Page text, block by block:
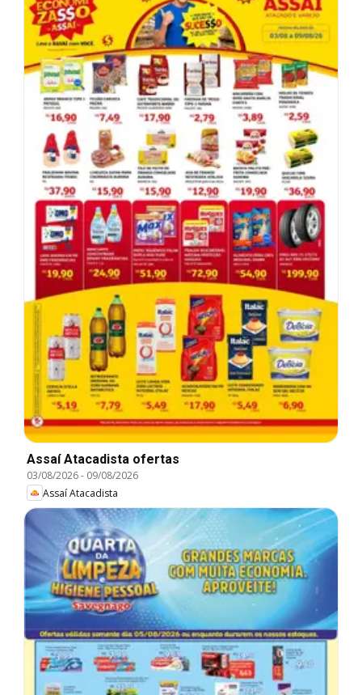
Assaí Atacadista ofertas
03/08/2026- 09/08/2026
Assaí Atacadista